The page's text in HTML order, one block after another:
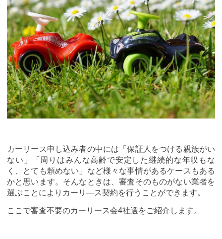
カーリース申し込み者の中には「保証人をつける親族がい
ない」「周りはみんな高齢で安定した継続的な年収もな
く、とても頼めない」など様々な事情があるケースもある
かと思います。そんなときは、審査そのものがない業者を
選ぶことによりカーリ―ス契約を行うことができます。
ここで審査不要のカーリース会4社選をご紹介します。